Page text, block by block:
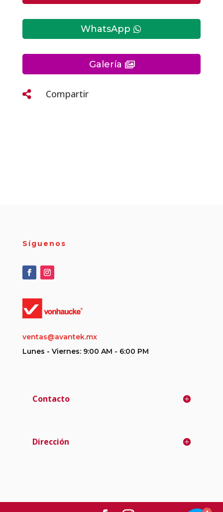
WhatsApp
Galería
 Compartir
Síguenos
ventas@avantek.mx
Lunes - Viernes: 9:00 AM - 6:00 PM
Contacto
Dirección